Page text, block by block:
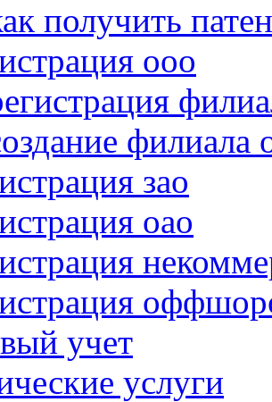
получить
ооо
филиала
зао
оао
учет
услуги